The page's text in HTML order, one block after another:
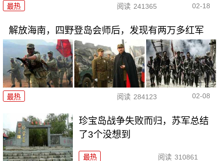
最热 阅读 241365 02-18
解放海南，四野登岛会师后，发现有两万多红军
最热 阅读 284123 02-08
珍宝岛战争失败而归，苏军总结
了3个没想到
最热 阅读 310861